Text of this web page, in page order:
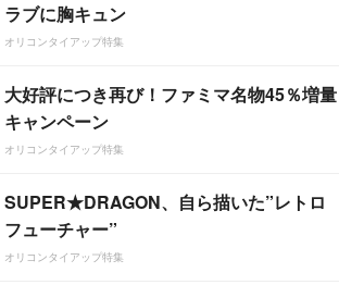
ラブに胸キュン
オリコンタイアップ特集
大好評につき再び！ファミマ名物45％増量
キャンペーン
オリコンタイアップ特集
SUPER★DRAGON、自ら描いた”レトロ
フューチャー”
オリコンタイアップ特集